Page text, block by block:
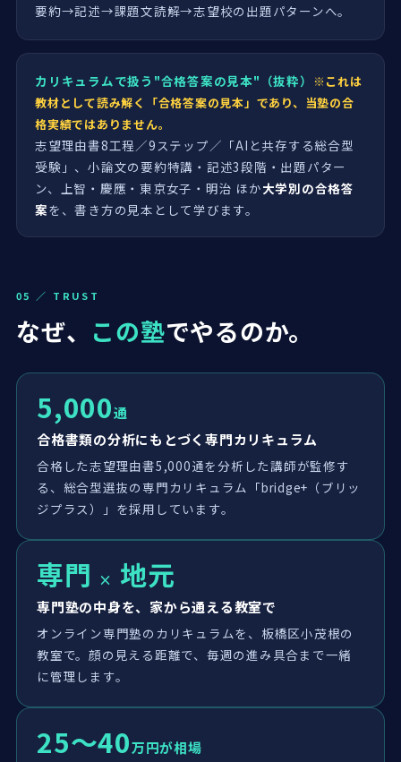
要約→記述→課題文読解→志望校の出題パターンへ。
カリキュラムで扱う"合格答案の見本"（抜粋）
※これは
教材として読み解く「合格答案の見本」であり、当塾の合
格実績ではありません。
志望理由書8工程／9ステップ／「AIと共存する総合型
受験」、小論文の要約特講・記述3段階・出題パター
ン、上智・慶應・東京女子・明治 ほか大学別の合格答
案を、書き方の見本として学びます。
05 ／ TRUST
なぜ、 この塾でやるのか。
5,000通
合格書類の分析にもとづく専門カリキュラム
合格した志望理由書5,000通を分析した講師が監修す
る、総合型選抜の専門カリキュラム「bridge+（ブリッ
ジプラス）」を採用しています。
専門 × 地元
専門塾の中身を、家から通える教室で
オンライン専門塾のカリキュラムを、板橋区小茂根の
教室で。顔の見える距離で、毎週の進み具合まで一緒
に管理します。
25〜40万円が相場